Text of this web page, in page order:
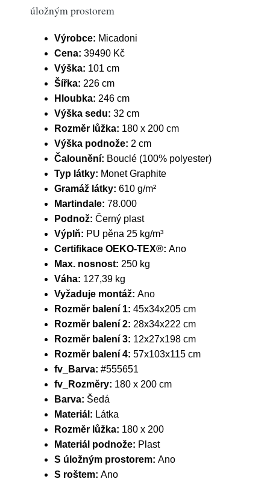
úložným prostorem
Výrobce: Micadoni
Cena: 39490 Kč
Výška: 101 cm
Šířka: 226 cm
Hloubka: 246 cm
Výška sedu: 32 cm
Rozměr lůžka: 180 x 200 cm
Výška podnože: 2 cm
Čalounění: Bouclé (100% polyester)
Typ látky: Monet Graphite
Gramáž látky: 610 g/m²
Martindale: 78.000
Podnož: Černý plast
Výplň: PU pěna 25 kg/m³
Certifikace OEKO-TEX®: Ano
Max. nosnost: 250 kg
Váha: 127,39 kg
Vyžaduje montáž: Ano
Rozměr balení 1: 45x34x205 cm
Rozměr balení 2: 28x34x222 cm
Rozměr balení 3: 12x27x198 cm
Rozměr balení 4: 57x103x115 cm
fv_Barva: #555651
fv_Rozměry: 180 x 200 cm
Barva: Šedá
Materiál: Látka
Rozměr lůžka: 180 x 200
Materiál podnože: Plast
S úložným prostorem: Ano
S roštem: Ano